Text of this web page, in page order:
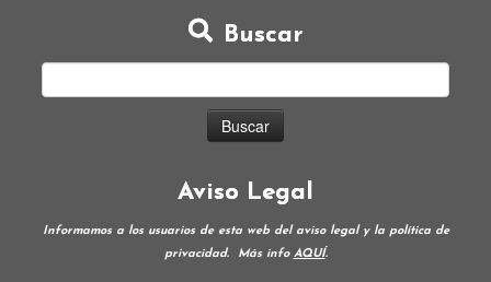
Buscar
Aviso Legal
Informamos a los usuarios de esta web del aviso legal y la política de
privacidad.
Más info AQUÍ.